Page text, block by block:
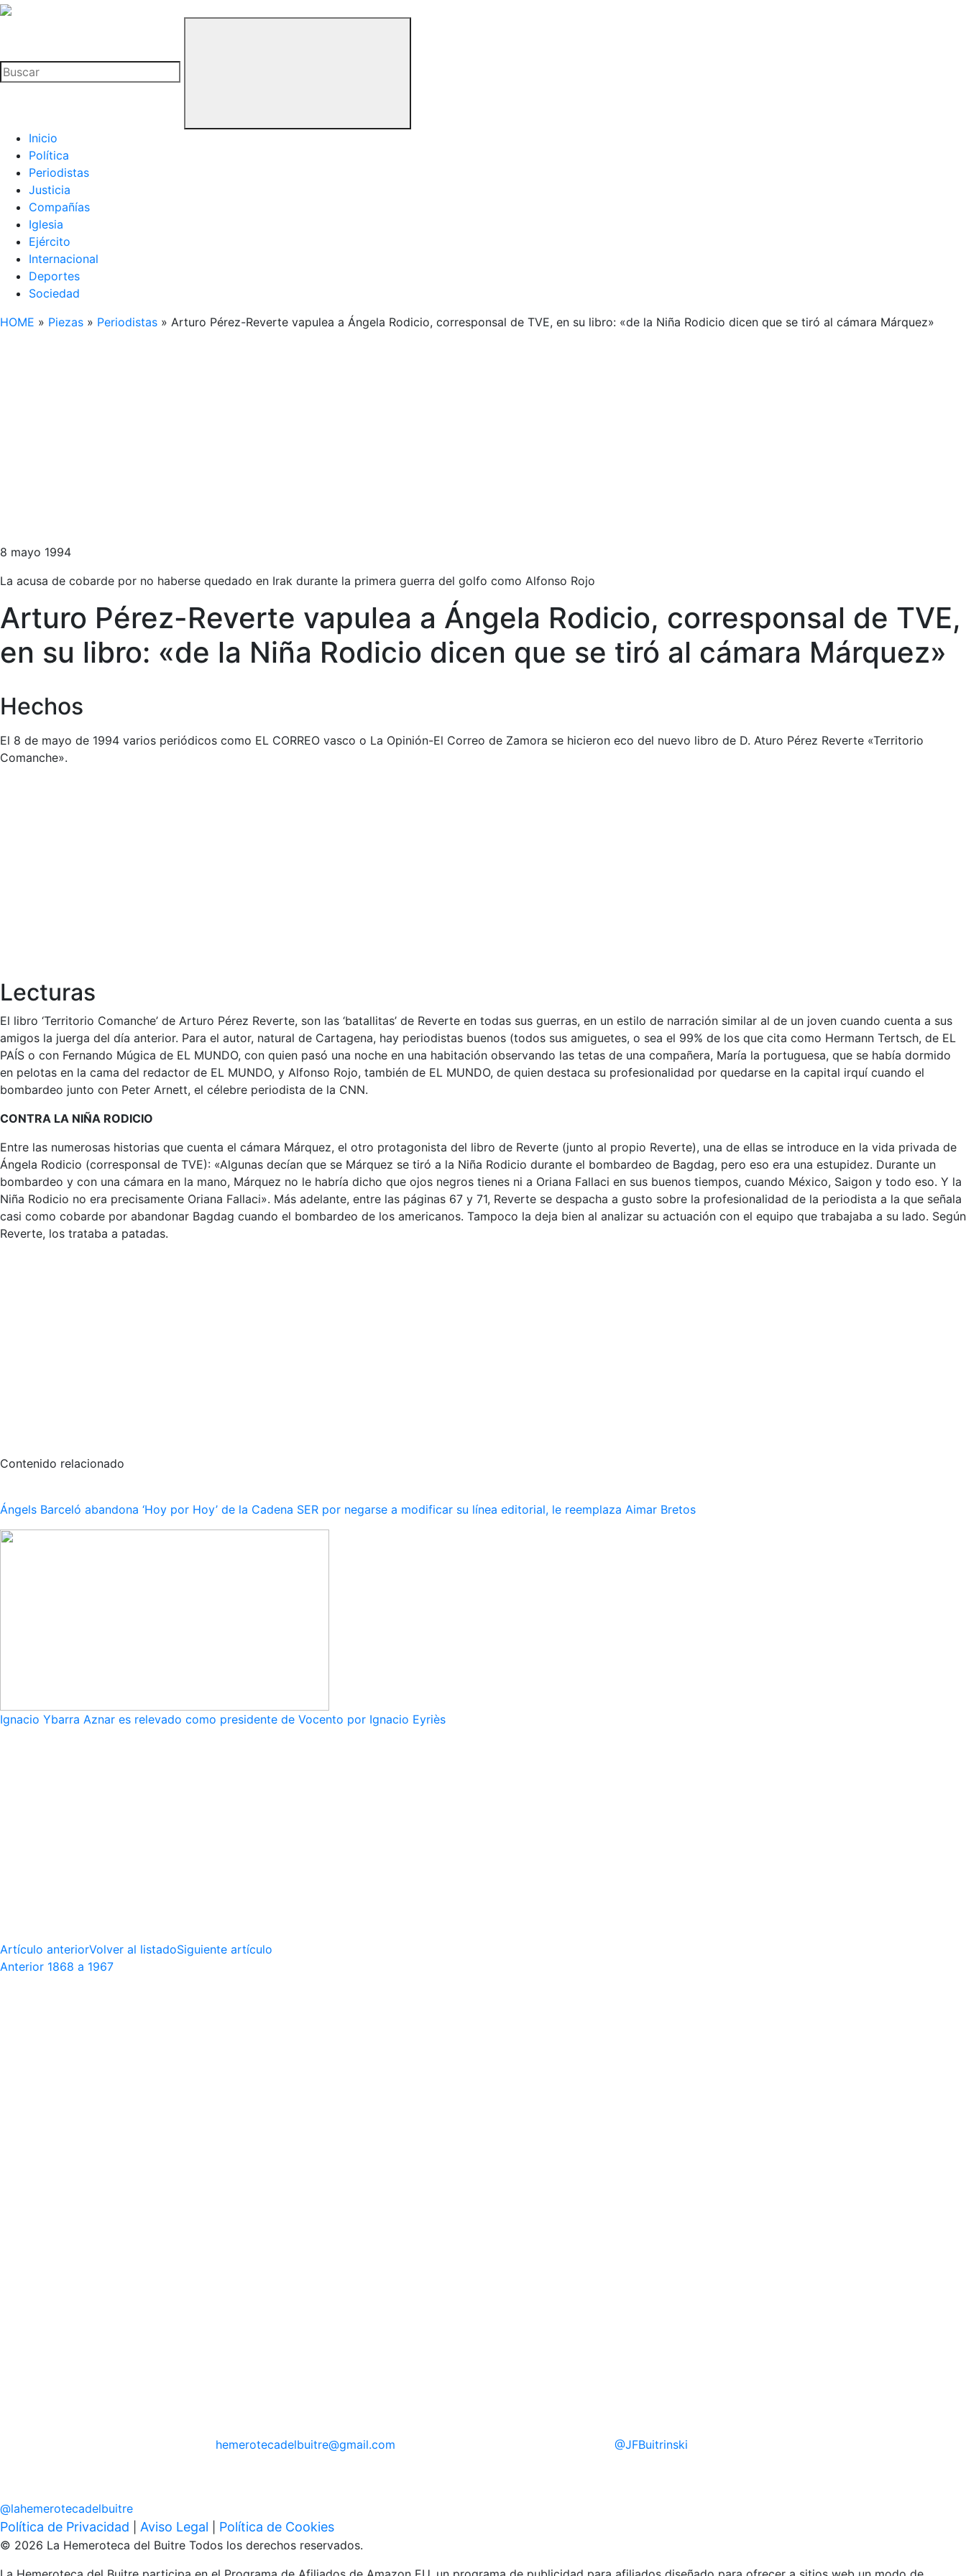
La
Buitre
Inicio
Política
Periodistas
Justicia
Compañías
Iglesia
Ejército
Internacional
Deportes
Sociedad
HOME » Piezas » Periodistas » Arturo Pérez-Reverte vapulea a Ángela Rodicio, corresponsal de TVE, en su libro: «de la Niña Rodicio dicen que se tiró al cámara Márquez»
8 mayo 1994
La acusa de cobarde por no haberse quedado en Irak durante la primera guerra del golfo como Alfonso Rojo
Arturo Pérez-Reverte vapulea a Ángela Rodicio, corresponsal de TVE,
en su libro: «de la Niña Rodicio dicen que se tiró al cámara Márquez»
Hechos
El 8 de mayo de 1994 varios periódicos como EL CORREO vasco o La Opinión-El Correo de Zamora se hicieron eco del nuevo libro de D. Aturo Pérez Reverte «Territorio
Comanche».
Lecturas
El libro ‘Territorio Comanche’ de Arturo Pérez Reverte, son las ‘batallitas’ de Reverte en todas sus guerras, en un estilo de narración similar al de un joven cuando cuenta a sus
amigos la juerga del día anterior. Para el autor, natural de Cartagena, hay periodistas buenos (todos sus amiguetes, o sea el 99% de los que cita como Hermann Tertsch, de EL
PAÍS o con Fernando Múgica de EL MUNDO, con quien pasó una noche en una habitación observando las tetas de una compañera, María la portuguesa, que se había dormido
en pelotas en la cama del redactor de EL MUNDO, y Alfonso Rojo, también de EL MUNDO, de quien destaca su profesionalidad por quedarse en la capital irquí cuando el
bombardeo junto con Peter Arnett, el célebre periodista de la CNN.
CONTRA LA NIÑA RODICIO
Entre las numerosas historias que cuenta el cámara Márquez, el otro protagonista del libro de Reverte (junto al propio Reverte), una de ellas se introduce en la vida privada de
Ángela Rodicio (corresponsal de TVE): «Algunas decían que se Márquez se tiró a la Niña Rodicio durante el bombardeo de Bagdag, pero eso era una estupidez. Durante un
bombardeo y con una cámara en la mano, Márquez no le habría dicho que ojos negros tienes ni a Oriana Fallaci en sus buenos tiempos, cuando México, Saigon y todo eso. Y la
Niña Rodicio no era precisamente Oriana Fallaci». Más adelante, entre las páginas 67 y 71, Reverte se despacha a gusto sobre la profesionalidad de la periodista a la que señala
casi como cobarde por abandonar Bagdag cuando el bombardeo de los americanos. Tampoco la deja bien al analizar su actuación con el equipo que trabajaba a su lado. Según
Reverte, los trataba a patadas.
Contenido relacionado
Ángels Barceló abandona ‘Hoy por Hoy’ de la Cadena SER por negarse a modificar su línea editorial, le reemplaza Aimar Bretos
Ignacio Ybarra Aznar es relevado como presidente de Vocento por Ignacio Eyriès
Artículo anteriorVolver al listadoSiguiente artículo
Anterior 1868 a 1967
hemerotecadelbuitre@gmail.com @JFBuitrinski
@lahemerotecadelbuitre
Política de Privacidad Aviso Legal Política de Cookies
© 2026 La Hemeroteca del Buitre Todos los derechos reservados.